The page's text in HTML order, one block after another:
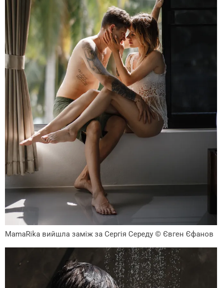
MamaRika вийшла заміж за Сергія Середу © Євген Єфанов